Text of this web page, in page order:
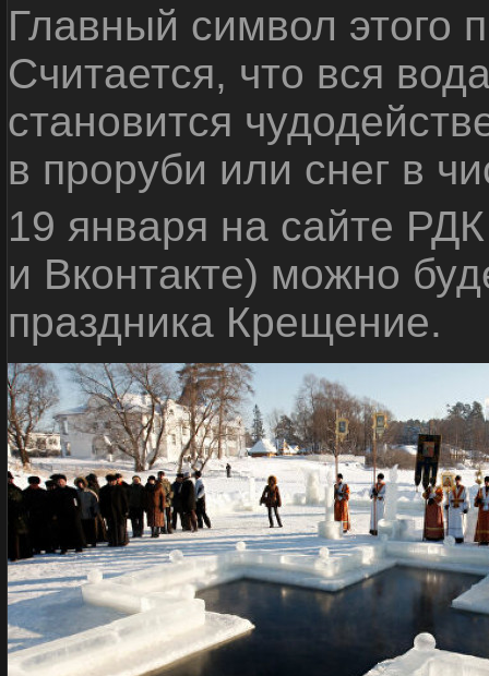
Главный символ этого
Считается, что вся
становится
в проруби или снег в
19 января на сайте
и Вконтакте) можно
праздника Крещение.